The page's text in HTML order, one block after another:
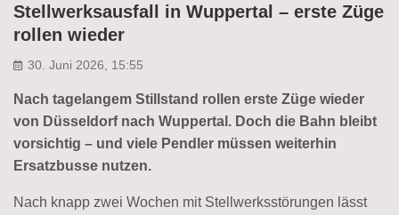
Stellwerksausfall in Wuppertal – erste Züge
rollen wieder
30. Juni 2026, 15:55
Nach tagelangem Stillstand rollen erste Züge wieder
von Düsseldorf nach Wuppertal. Doch die Bahn bleibt
vorsichtig – und viele Pendler müssen weiterhin
Ersatzbusse nutzen.
Nach knapp zwei Wochen mit Stellwerksstörungen lässt